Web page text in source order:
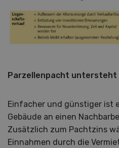
Parzellenpacht untersteht
Einfacher und günstiger ist
Gebäude an einen
Zusätzlich zum Pachtzins
Einnahmen durch die